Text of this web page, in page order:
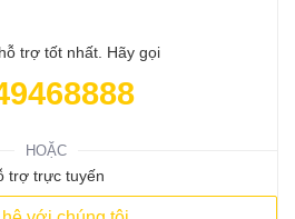
trợ tốt nhất. Hãy gọi
HOẶC
trợ trực tuyến